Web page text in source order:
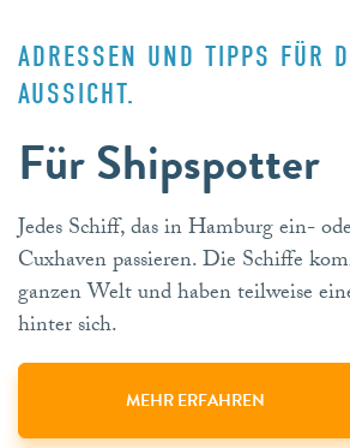
Für Shipspotter
ADRESSEN UND TIPPS FÜR
AUSSICHT.
Jedes Schiff, das in Hamburg ein-
Cuxhaven passieren. Die Schiffe
ganzen Welt und haben teilweise
hinter sich.
MEHR ERFAHREN